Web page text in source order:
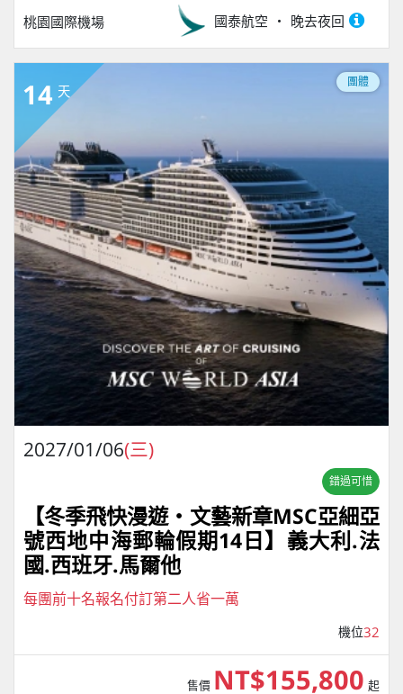
桃園國際機場 國泰航空 晚去夜回
14 天
團體
2027/01/06(三)
錯過可惜
【冬季飛快漫遊・文藝新章MSC亞細亞
號西地中海郵輪假期14日】義大利.法
國.西班牙.馬爾他
每團前十名報名付訂第二人省一萬
機位32
售價 NT$155,800 起